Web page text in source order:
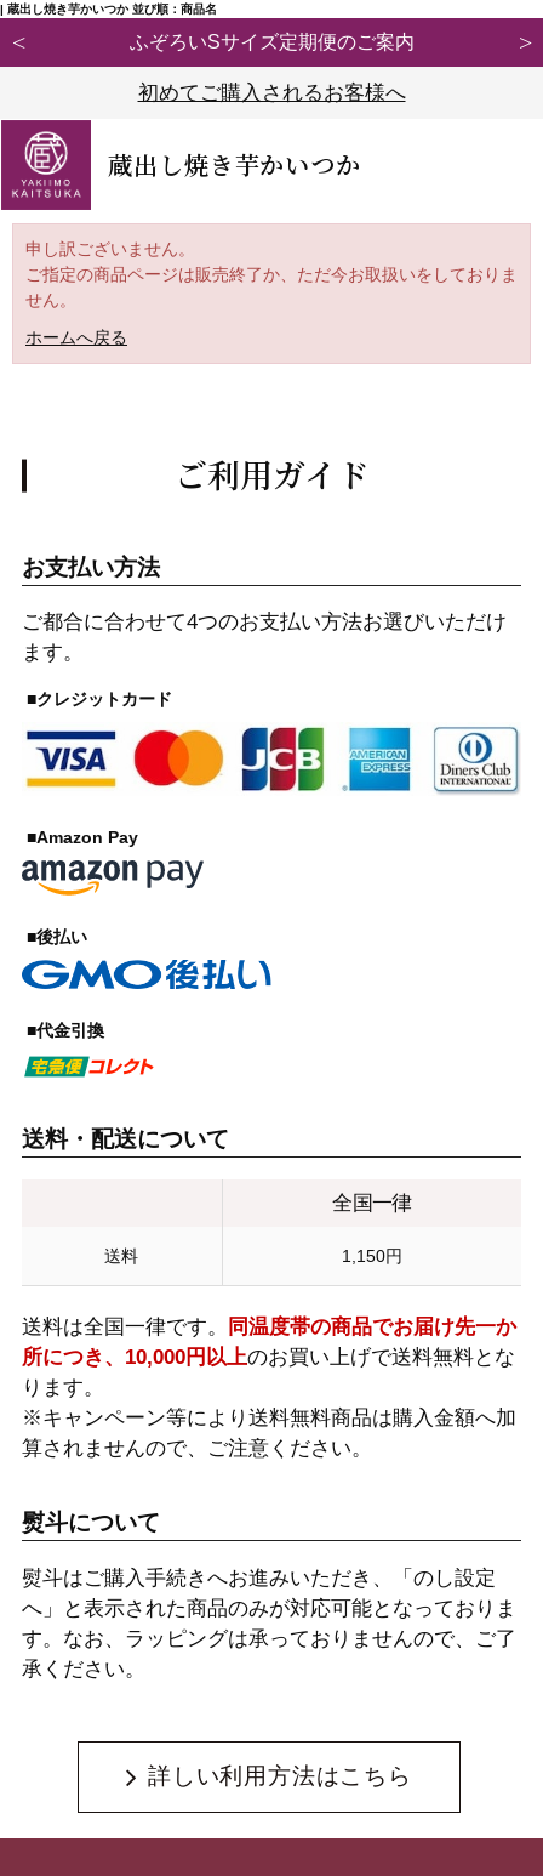
| 蔵出し焼き芋かいつか 並び順：商品名
ふぞろいSサイズ定期便のご案内
初めてご購入されるお客様へ
蔵出し焼き芋かいつか
申し訳ございません。
ご指定の商品ページは販売終了か、ただ今お取扱いをしておりま
せん。
ホームへ戻る
ご利用ガイド
お支払い方法
ご都合に合わせて4つのお支払い方法お選びいただけ
ます。
■クレジットカード
■Amazon Pay
■後払い
■代金引換
送料・配送について
全国一律
送料 1,150円
送料は全国一律です。
同温度帯の商品でお届け先一か
所につき、10,000円以上のお買い上げで送料無料とな
ります。
※キャンペーン等により送料無料商品は購入金額へ加
算されませんので、ご注意ください。
熨斗について
熨斗はご購入手続きへお進みいただき、「のし設定
へ」と表示された商品のみが対応可能となっておりま
す。なお、ラッピングは承っておりませんので、ご了
承ください。
詳しい利用方法はこちら